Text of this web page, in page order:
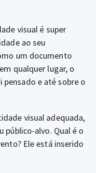
visual é super
ao seu
um documento
qualquer lugar, o
e até sobre o
visual adequada,
público-alvo. Qual é o
Ele está inserido